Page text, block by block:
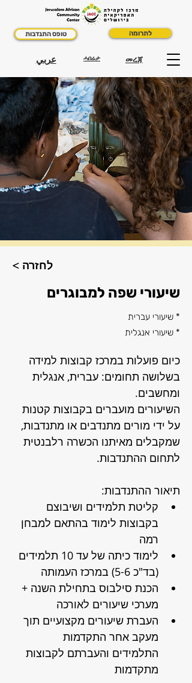
טופס התנדבות
عربي ሓበሬታ
לתרומה
መረጃ
< לחזרה
שיעורי שפה למבוגרים
* שיעורי עברית
* שיעורי אנגלית
כיום פועלות במרכז קבוצות למידה
בשלושה תחומים: עברית, אנגלית
ומחשבים.
השיעורים מועברים בקבוצות קטנות
על ידי מורים מתנדבים או מתנדבות,
שמקבלים מאיתנו הכשרה רלבנטית
לתחום ההתנדבות.
תיאור ההתנדבות:
קליטת תלמידים ושיבוצם
בקבוצות לימוד בהתאם למבחן
רמה
לימוד כיתה של עד 10 תלמידים
(בד"כ 5-6) במרכז העמותה
הכנת סילבוס בתחילת השנה +
מערכי שיעורים לאורכה
העברת שיעורים מקצועיים תוך
מעקב אחר התקדמות
התלמידים והעברתם לקבוצות
מתקדמות